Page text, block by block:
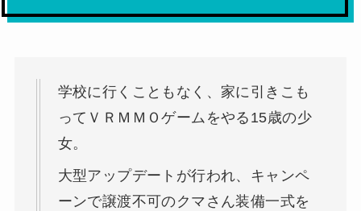
学校に行くこともなく、家に引きこも
ってＶＲＭＭＯゲームをやる15歳の少
女。
大型アップデートが行われ、キャンペ
ーンで譲渡不可のクマさん装備一式を